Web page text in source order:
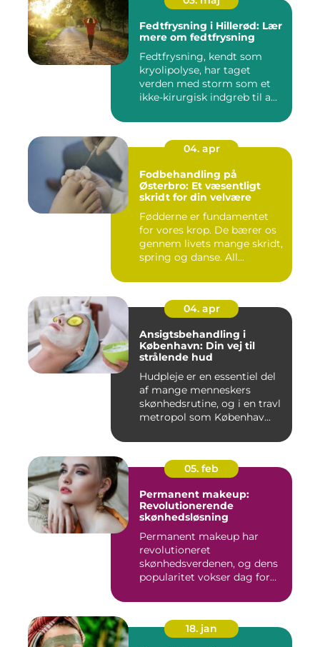
Fedtfrysning i Hillerød: Lær
mere om fedtfrysning
Fedtfrysning, kendt som
kryolipolyse, har taget
verden med storm som et
ikke-kirurgisk indgreb til a...
04. apr
Fodbehandling på
Østerbro: Et væsentligt
skridt for din velvære
Fødderne er fundamentet
for vores krop. De bærer os
gennem livets mange skridt,
spring og danse. All...
04. apr
Ansigtsbehandling i
København: Din vej til
strålende hud
Hudpleje er en essentiel del
af mange menneskers
skønhedsrutine, og i en travl
metropol som Københav...
05. feb
Permanent makeup:
Revolutionerende
skønhedsløsning
Permanent makeup har
revolutioneret
skønhedsverdenen, og dens
popularitet vokser dag for
18. jan